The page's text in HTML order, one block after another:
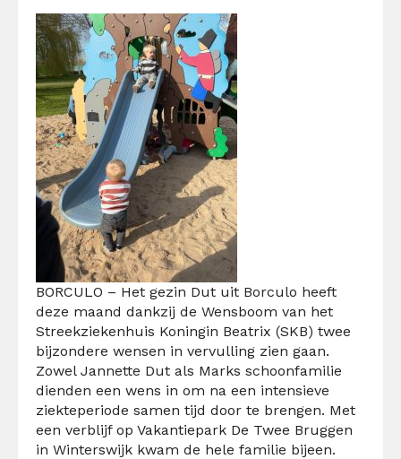
BORCULO – Het gezin Dut uit Borculo heeft
deze maand dankzij de Wensboom van het
Streekziekenhuis Koningin Beatrix (SKB) twee
bijzondere wensen in vervulling zien gaan.
Zowel Jannette Dut als Marks schoonfamilie
dienden een wens in om na een intensieve
ziekteperiode samen tijd door te brengen. Met
een verblijf op Vakantiepark De Twee Bruggen
in Winterswijk kwam de hele familie bijeen.